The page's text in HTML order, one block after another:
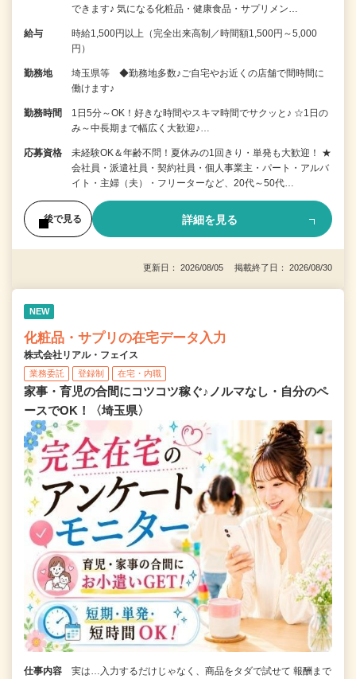
できます♪ 気になる化粧品・健康食品・サプリメン…
給与
時給1,500円以上（完全出来高制／時間額1,500円～5,000
円）
勤務地
埼玉県等 ◆勤務地多数♪ご自宅やお近くの店舗で間時間に
働けます♪
勤務時間
1日5分～OK！好きな時間やスキマ時間でサクッと♪ ☆1日の
み～中長期まで幅広く大歓迎♪…
応募資格
未経験OK＆年齢不問！夏休みの1回きり・単発も大歓迎！ ★
会社員・派遣社員・契約社員・個人事業主・パート・アルバ
イト・主婦（夫）・フリーターなど、20代～50代…
後で見る 詳細を見る
更新日： 2026/08/05 掲載終了日： 2026/08/30
NEW
化粧品・サプリの在宅データ入力
株式会社リアル・フェイス
業務委託 登録制 在宅・内職
家事・育児の合間にコツコツ稼ぐ♪ノルマなし・自分のペ
ースでOK！〈埼玉県〉
仕事内容
実は…入力するだけじゃなく、商品をタダで試せて 報酬まで